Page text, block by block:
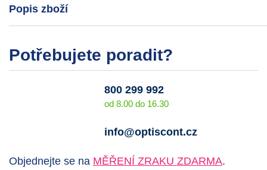
Popis zboží
Potřebujete poradit?
800 299 992
od 8.00 do 16.30
info@optiscont.cz
Objednejte se na MĚŘENÍ ZRAKU ZDARMA.